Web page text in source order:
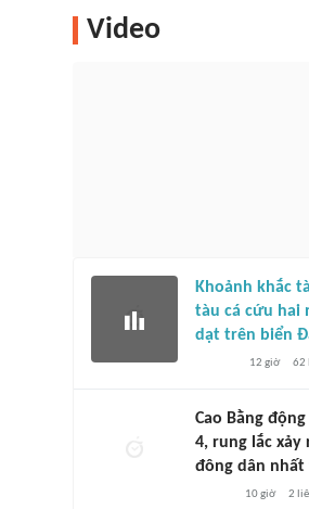
Video
Khoảnh khắc
tàu cá cứu hai
dạt trên biển
12 giờ 62
Cao Bằng
4, rung lắc
đông dân nhất
10 giờ 2